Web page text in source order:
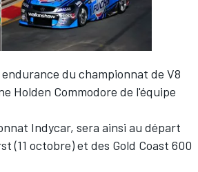
du championnat de V8
Holden Commodore de l'équipe
Indycar, sera ainsi au départ
(11 octobre) et des Gold Coast 600